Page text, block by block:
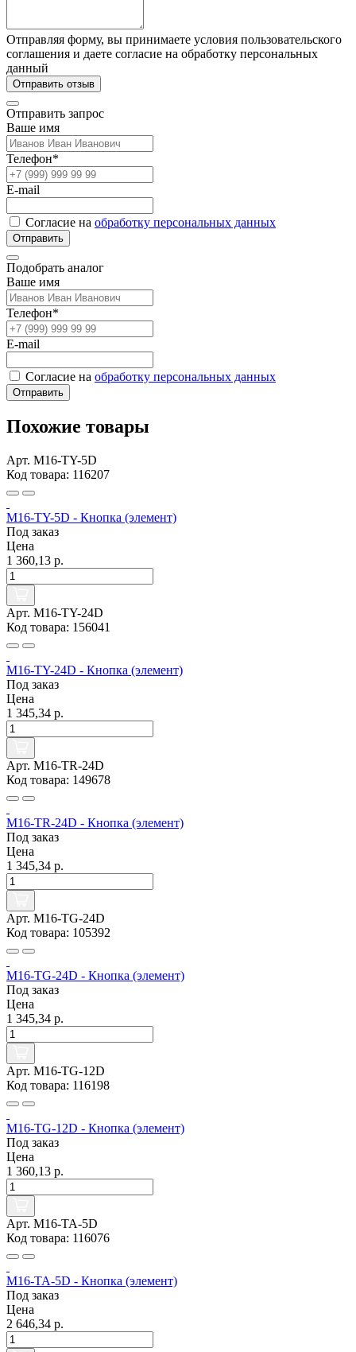
Отправляя форму, вы принимаете условия пользовательского
соглашения и даете согласие на обработку персональных
данный
Отправить отзыв
Отправить запрос
Ваше имя
Телефон*
E-mail
Согласие на обработку персональных данных
Отправить
Подобрать аналог
Ваше имя
Телефон*
E-mail
Согласие на обработку персональных данных
Отправить
Похожие товары
Арт. M16-TY-5D
Код товара: 116207
M16-TY-5D - Кнопка (элемент)
Под заказ
Цена
1 360,13 р.
Арт. M16-TY-24D
Код товара: 156041
M16-TY-24D - Кнопка (элемент)
Под заказ
Цена
1 345,34 р.
Арт. M16-TR-24D
Код товара: 149678
M16-TR-24D - Кнопка (элемент)
Под заказ
Цена
1 345,34 р.
Арт. M16-TG-24D
Код товара: 105392
M16-TG-24D - Кнопка (элемент)
Под заказ
Цена
1 345,34 р.
Арт. M16-TG-12D
Код товара: 116198
M16-TG-12D - Кнопка (элемент)
Под заказ
Цена
1 360,13 р.
Арт. M16-TA-5D
Код товара: 116076
M16-TA-5D - Кнопка (элемент)
Под заказ
Цена
2 646,34 р.